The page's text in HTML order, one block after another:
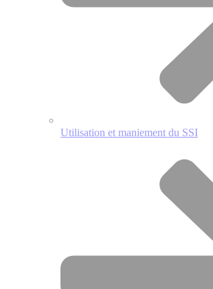
Utilisation et maniement du SSI